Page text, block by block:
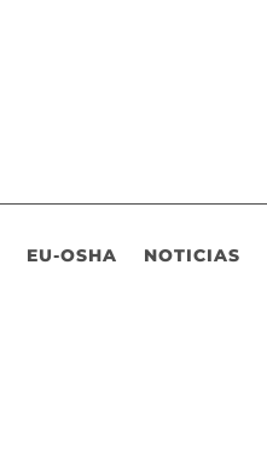
EU-OSHA NOTICIAS